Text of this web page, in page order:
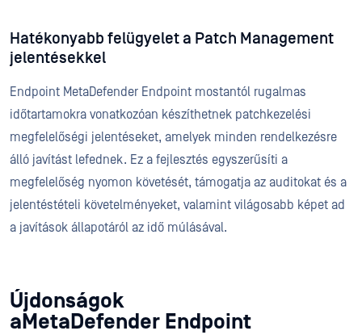
Hatékonyabb felügyelet a Patch Management
jelentésekkel
Endpoint MetaDefender Endpoint mostantól rugalmas
időtartamokra vonatkozóan készíthetnek patchkezelési
megfelelőségi jelentéseket, amelyek minden rendelkezésre
álló javítást lefednek. Ez a fejlesztés egyszerűsíti a
megfelelőség nyomon követését, támogatja az auditokat és a
jelentéstételi követelményeket, valamint világosabb képet ad
a javítások állapotáról az idő múlásával.
Újdonságok
aMetaDefender Endpoint